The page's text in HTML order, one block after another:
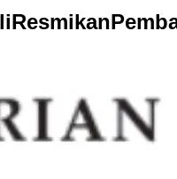
liResmikanPemb